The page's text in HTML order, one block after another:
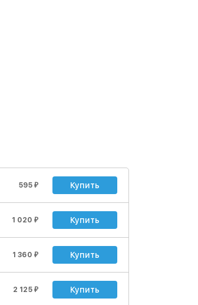
595 ₽ Купить
1 020 ₽ Купить
1 360 ₽ Купить
2 125 ₽ Купить